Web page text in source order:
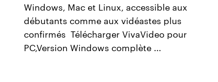
Windows, Mac et Linux, accessible aux
débutants comme aux vidéastes plus
confirmés Télécharger VivaVideo pour
PC,Version Windows complète ...